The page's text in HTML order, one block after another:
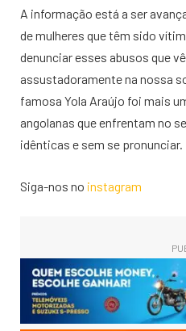
A informação está a ser
de mulheres que têm sido
denunciar esses abusos que
assustadoramente na nossa
famosa Yola Araújo foi mais
angolanas que enfrentam no
idênticas e sem se pronunciar.
Siga-nos no instagram